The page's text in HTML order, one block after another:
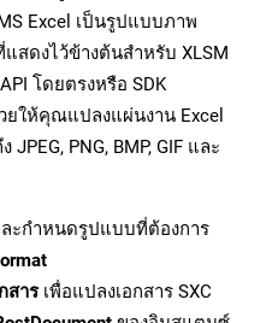
Excel เป็นรูปแบบภาพ
สดงไว้ข้างต้นสำหรับ XLSM
โดยตรงหรือ SDK
ยให้คุณแปลงแผ่นงาน Excel
PNG, BMP, GIF และ
ะกำหนดรูปแบบที่ต้องการ
สารเพื่อแปลงเอกสาร SXC